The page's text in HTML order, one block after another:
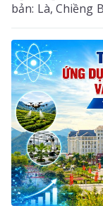
bản: Là, Chiềng